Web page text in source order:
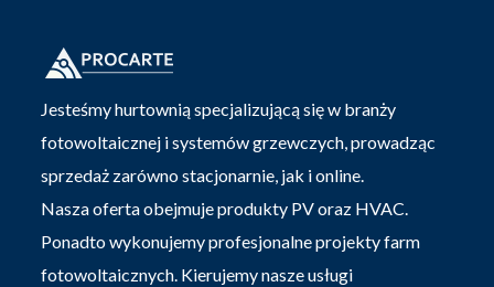
Jesteśmy hurtownią specjalizującą się w branży
fotowoltaicznej i systemów grzewczych, prowadząc
sprzedaż zarówno stacjonarnie, jak i online.
Nasza oferta obejmuje produkty PV oraz HVAC.
Ponadto wykonujemy profesjonalne projekty farm
fotowoltaicznych. Kierujemy nasze usługi